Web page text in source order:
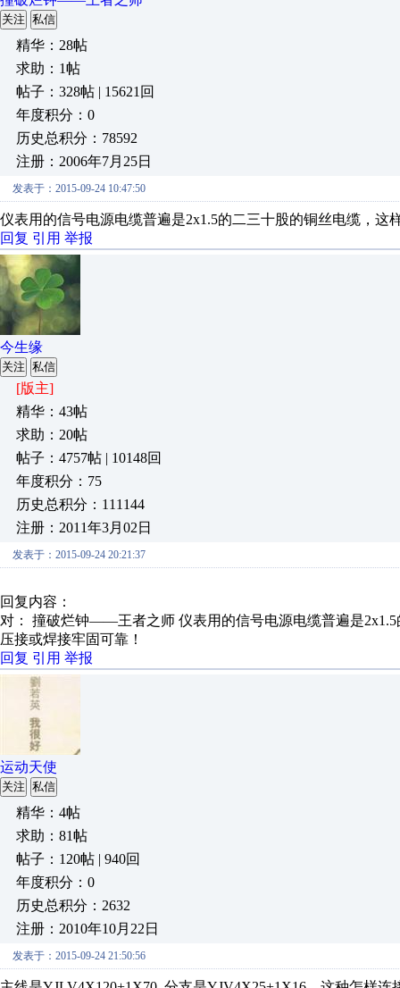
关注 私信
精华：28帖
求助：1帖
帖子：328帖 | 15621回
年度积分：0
历史总积分：78592
注册：2006年7月25日
发表于：2015-09-24 10:47:50
仪表用的信号电源电缆普遍是2x1.5的二三十股的铜丝电缆，这
回复 引用 举报
今生缘
关注 私信
[版主]
精华：43帖
求助：20帖
帖子：4757帖 | 10148回
年度积分：75
历史总积分：111144
注册：2011年3月02日
发表于：2015-09-24 20:21:37
回复内容：
对： 撞破烂钟——王者之师 仪表用的信号电源电缆普遍是
压接或焊接牢固可靠！
回复 引用 举报
运动天使
关注 私信
精华：4帖
求助：81帖
帖子：120帖 | 940回
年度积分：0
历史总积分：2632
注册：2010年10月22日
发表于：2015-09-24 21:50:56